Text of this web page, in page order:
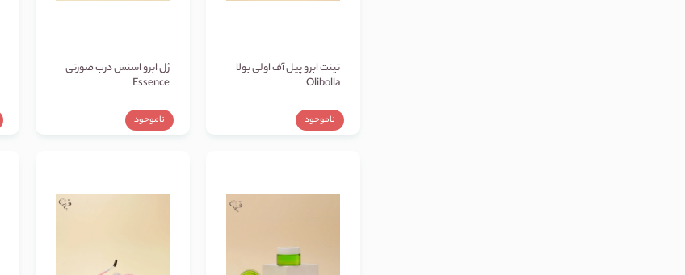
تینت ابرو پیل آف اولی بولا
Olibolla
ناموجود
ژل ابرو اسنس درب صورتی
Essence
ناموجود